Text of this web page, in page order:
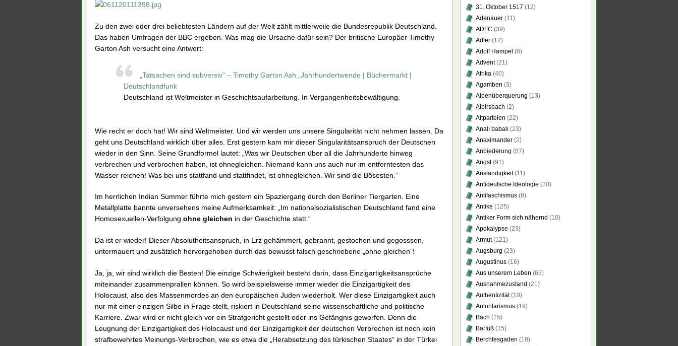
Zu den zwei oder drei beliebtesten Ländern auf der Welt zählt mittlerweile die Bundesrepublik Deutschland.
Das haben Umfragen der BBC ergeben. Was mag die Ursache dafür sein? Der britische Europäer Timothy
Garton Ash versucht eine Antwort:
„Tatsachen sind subversiv“ – Timothy Garton Ash „Jahrhundertwende | Büchermarkt |
Deutschlandfunk
Deutschland ist Weltmeister in Geschichtsaufarbeitung. In Vergangenheitsbewältigung.
Wie recht er doch hat! Wir sind Weltmeister. Und wir werden uns unsere Singularität nicht nehmen lassen. Da
geht uns Deutschland wirklich über alles. Erst gestern kam mir dieser Singularitätsanspruch der Deutschen
wieder in den Sinn. Seine Grundformel lautet: „Was wir Deutschen über all die Jahrhunderte hinweg
verbrechen und verbrochen haben, ist ohnegleichen. Niemand kann uns auch nur im entferntesten das
Wasser reichen! Was bei uns stattfand und stattfindet, ist ohnegleichen. Wir sind die Bösesten.“
Im herrlichen Indian Summer führte mich gestern ein Spaziergang durch den Berliner Tiergarten. Eine
Metallplatte bannte unversehens meine Aufmerksamkeit: „Im nationalsozialistischen Deutschland fand eine
Homosexuellen-Verfolgung ohne gleichen in der Geschichte statt.“
Da ist er wieder! Dieser Absolutheitsanspruch, in Erz gehämmert, gebrannt, gestochen und gegosssen,
untermauert und zusätzlich hervorgehoben durch das bewusst falsch geschriebene „ohne gleichen“!
Ja, ja, wir sind wirklich die Besten! Die einzige Schwierigkeit besteht darin, dass Einzigartigkeitsansprüche
miteinander zusammenprallen können. So wird beispielsweise immer wieder die Einzigartigkeit des
Holocaust, also des Massenmordes an den europäischen Juden wiederholt. Wer diese Einzigartigkeit auch
nur mit einer einzigen Silbe in Frage stellt, riskiert in Deutschland seine wissenschaftliche und politische
Karriere. Zwar wird er nicht gleich vor ein Strafgericht gestellt oder ins Gefängnis geworfen. Denn die
Leugnung der Einzigartigkeit des Holocaust und der Einzigartigkeit der deutschen Verbrechen ist noch kein
strafbewehrtes Meinungs-Verbrechen, wie es etwa die „Herabsetzung des türkischen Staates“ in der Türkei
31. Oktober 1517 (12)
Adenauer (11)
ADFC (39)
Adler (12)
Adolf Hampel (8)
Advent(21)
Afrika (40)
Agamben (3)
Alpenüberquerung (13)
Alpirsbach (2)
Altparteien (22)
Analı babalı (23)
Anaximander (2)
Anbiederung (87)
Angst(91)
Anständigkeit(11)
Antideutsche Ideologie (30)
Antifaschismus (8)
Antike (125)
Antiker Form sich nähernd (10)
Apokalypse (23)
Armut(121)
Augsburg (23)
Augustinus (16)
Aus unserem Leben (65)
Ausnahmezustand (21)
Authentizität(10)
Autoritarismus (19)
Bach (15)
Barfuß (15)
Berchtesgaden (18)